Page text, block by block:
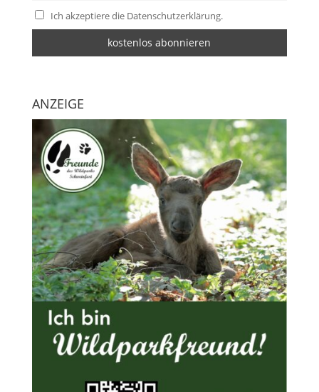
Ich akzeptiere die Datenschutzerklärung.
ANZEIGE